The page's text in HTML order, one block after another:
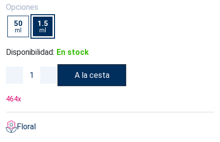
Opciones
50
ml
1.5
ml
Disponibilidad: En stock
A la cesta
464x
Floral